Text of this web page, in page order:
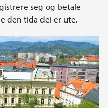
seg og betale
den tida dei er ute.